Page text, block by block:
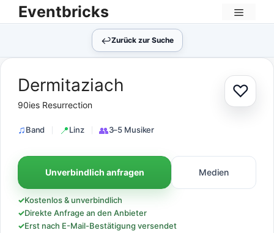
Zum
Inhalt
Eventbricks
Menü
↩︎Zurück zur Suche
♡Zur
Dermitaziach
90ies Resurrection
Band Linz 3–5 Musiker
Unverbindlich anfragen Medien
✓Kostenlos & unverbindlich
✓Direkte Anfrage an den Anbieter
✓Erst nach E-Mail-Bestätigung versendet